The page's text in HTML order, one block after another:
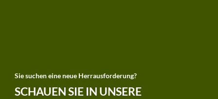
Sie suchen eine neue Herrausforderung?
SCHAUEN SIE IN UNSERE